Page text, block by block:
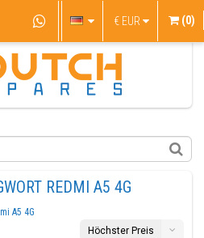
€ EUR (0)
REDMI A5 4G
A5 4G
Höchster Preis